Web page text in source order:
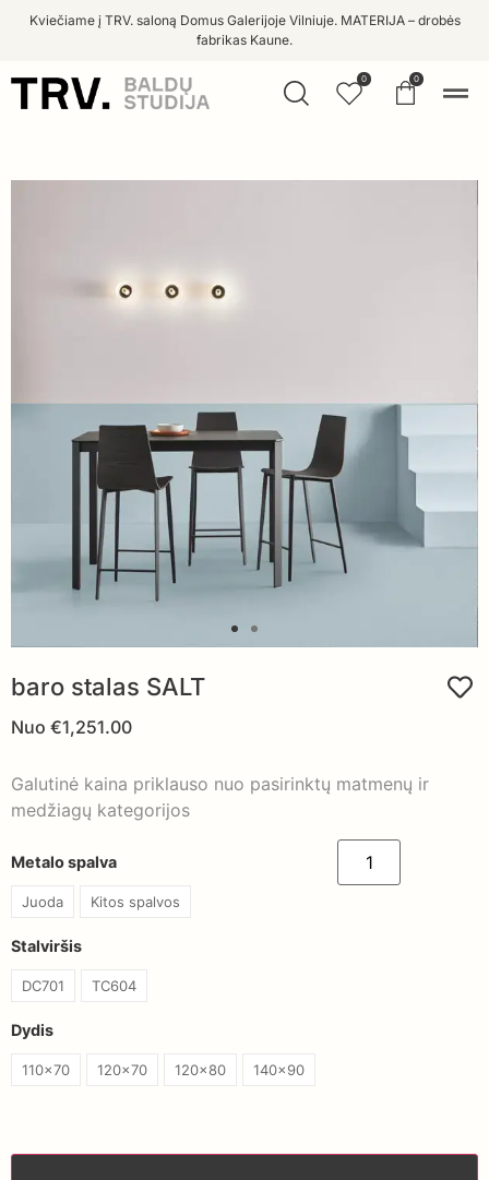
Kviečiame į TRV. saloną Domus Galerijoje Vilniuje. MATERIJA – drobės
fabrikas Kaune.
0 0
baro stalas SALT
Nuo €1,251.00
Galutinė kaina priklauso nuo pasirinktų matmenų ir
medžiagų kategorijos
Metalo spalva
Juoda Kitos spalvos
Stalviršis
DC701 TC604
Dydis
110x70 120x70 120x80 140x90